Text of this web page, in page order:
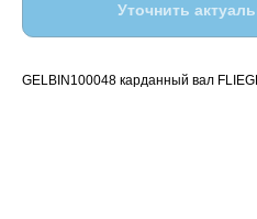
Уточнить
GELBIN100048 карданный вал